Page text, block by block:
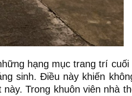
hạng mục trang trí cuối
sinh. Điều này khiến
Trong khuôn viên nhà